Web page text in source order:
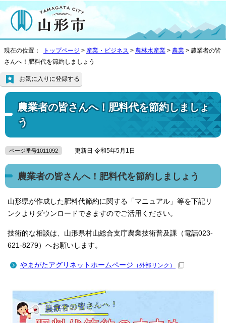
現在の位置： トップページ > 産業・ビジネス > 農林水産業 > 農業 > 農業者の皆
さんへ！肥料代を節約しましょう
農業者の皆さんへ！肥料代を節約しましょ
う
お気に入りに登録する
ページ番号1011092 更新日 令和5年5月1日
農業者の皆さんへ！肥料代を節約しましょう
山形県が作成した肥料代節約に関する「マニュアル」等を下記リ
ンクよりダウンロードできますのでご活用ください。
技術的な相談は、山形県村山総合支庁農業技術普及課（電話023-
621-8279）へお願いします。
やまがたアグリネットホームページ （外部リンク）